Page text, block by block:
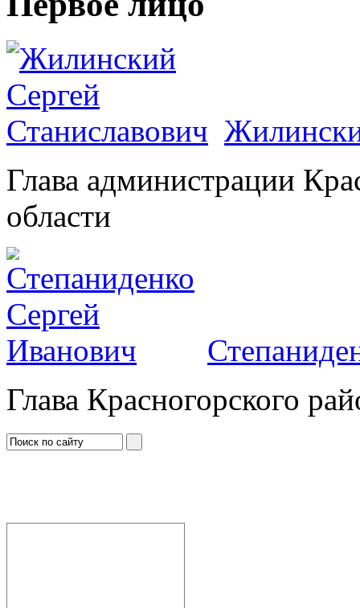
Глава администрации
области
Глава Красногорского